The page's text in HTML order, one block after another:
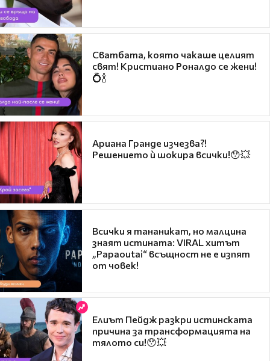
Сватбата, която чакаше целият
свят! Кристиано Роналдо се жени!
💍🍾
Ариана Гранде изчезва?!
Решението ѝ шокира всички!😯💥
Всички я тананикат, но малцина
знаят истината: VIRAL хитът
„Papaoutai“ всъщност не е изпят
от човек!
Елиът Пейдж разкри истинската
причина за трансформацията на
тялото си!😯💥